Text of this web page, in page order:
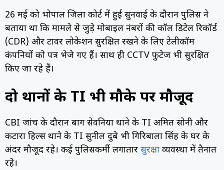
26 मई को भोपाल जिला कोर्ट में हुई सुनवाई के दौरान पुलिस ने
बताया था कि मामले से जुड़े मोबाइल नंबरों की कॉल डिटेल रिकॉर्ड
(CDR) और टावर लोकेशन सुरक्षित रखने के लिए टेलीकॉम
कंपनियों को पत्र भेजे गए हैं। साथ ही CCTV फुटेज भी सुरक्षित
किए जा रहे हैं।
दो थानों के TI भी मौके पर मौजूद
CBI जांच के दौरान बाग सेवनिया थाने के TI अमित सोनी और
कटारा हिल्स थाने के TI सुनील दुबे भी गिरिबाला सिंह के घर के
अंदर मौजूद रहे। कई पुलिसकर्मी लगातार सुरक्षा व्यवस्था में तैनात
रहे।